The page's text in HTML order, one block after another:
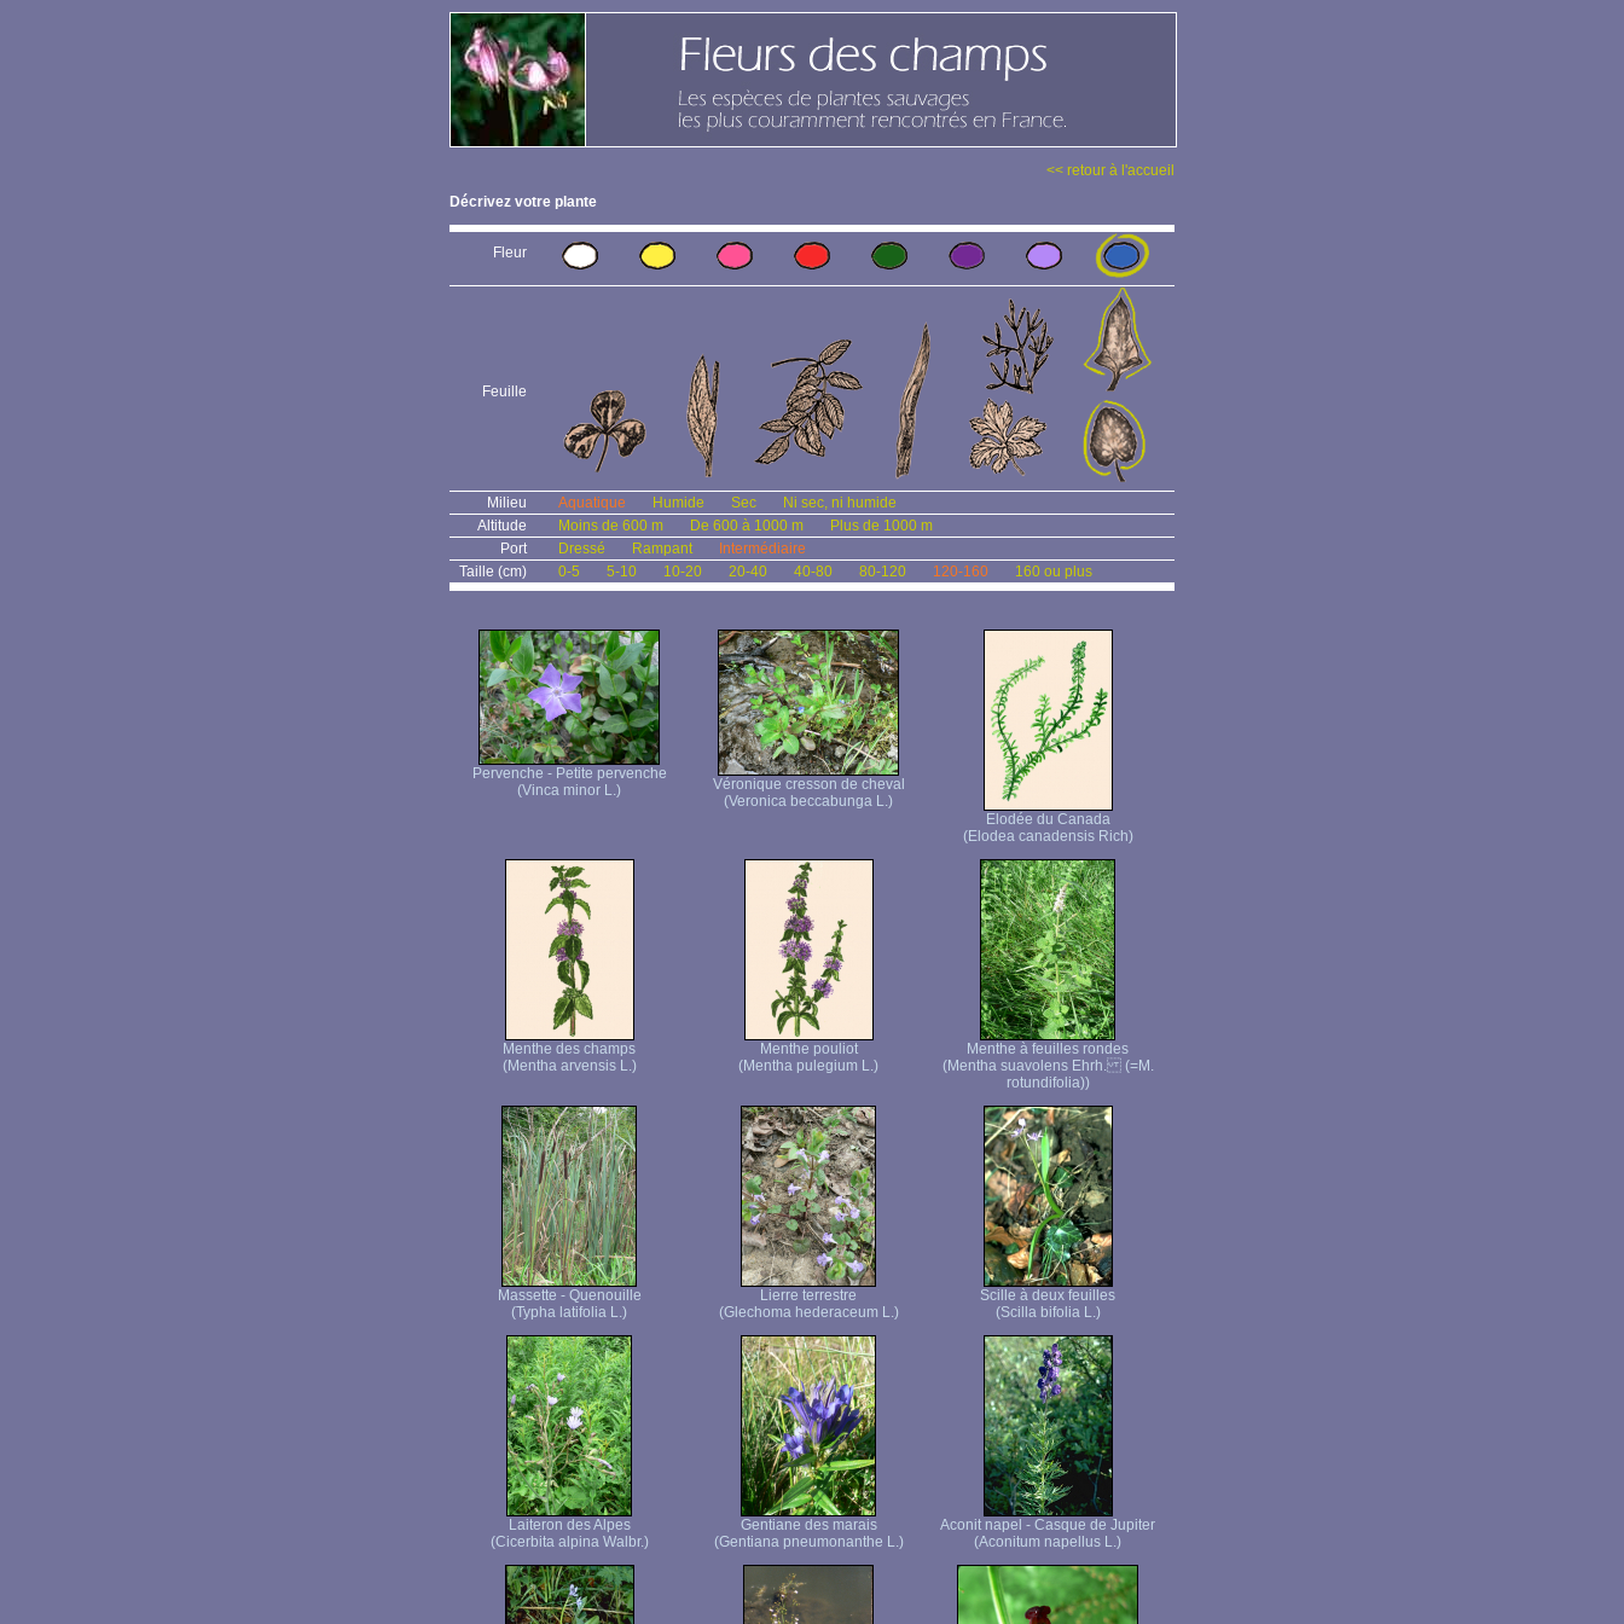
<< retour à l'accueil
Décrivez votre plante
Fleur
Feuille
Milieu Aquatique Humide Sec
Ni sec, ni humide
Altitude
Moins de 600 m De 600 à 1000 m
Plus de 1000 m
Port
Dressé Rampant
Intermédiaire
Taille (cm)
0-5 5-10 10-20 20-40 40-80 80-120 120-160 160 ou plus
Pervenche - Petite pervenche
(Vinca minor L.)
Véronique cresson de cheval
(Veronica beccabunga L.)
Elodée du Canada
(Elodea canadensis Rich)
Menthe des champs
(Mentha arvensis L.)
Menthe pouliot
(Mentha pulegium L.)
Menthe à feuilles rondes
(Mentha suavolens Ehrh. (=M.
rotundifolia))
Massette - Quenouille
(Typha latifolia L.)
Lierre terrestre
(Glechoma hederaceum L.)
Scille à deux feuilles
(Scilla bifolia L.)
Laiteron des Alpes
(Cicerbita alpina Walbr.)
Gentiane des marais
(Gentiana pneumonanthe L.)
Aconit napel - Casque de Jupiter
(Aconitum napellus L.)